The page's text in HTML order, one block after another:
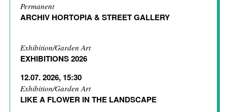
Permanent
ARCHIV HORTOPIA & STREET GALLERY
Exhibition/Garden Art
EXHIBITIONS 2026
12.07. 2026, 15:30
Exhibition/Garden Art
LIKE A FLOWER IN THE LANDSCAPE